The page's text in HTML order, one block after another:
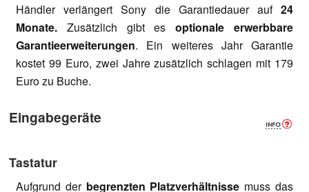
Händler verlängert Sony die Garantiedauer auf 24
Monate. Zusätzlich gibt esoptionale erwerbbare
Garantieerweiterungen. Ein weiteres Jahr Garantie
kostet 99 Euro, zwei Jahre zusätzlich schlagen mit 179
Euro zu Buche.
Eingabegeräte
Tastatur
Aufgrund der begrenzten Platzverhältnisse muss das